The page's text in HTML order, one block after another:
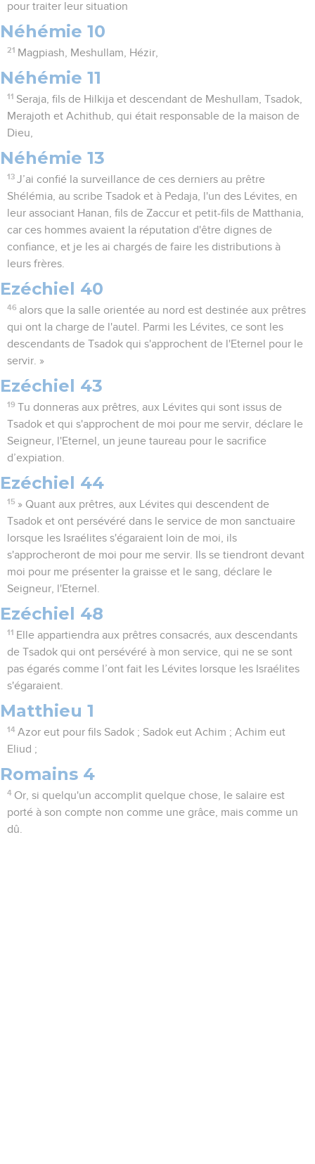
pour traiter leur situation
Néhémie 10
21 Magpiash, Meshullam, Hézir,
Néhémie 11
11 Seraja, fils de Hilkija et descendant de Meshullam, Tsadok,
Merajoth et Achithub, qui était responsable de la maison de
Dieu,
Néhémie 13
13 J’ai confié la surveillance de ces derniers au prêtre
Shélémia, au scribe Tsadok et à Pedaja, l'un des Lévites, en
leur associant Hanan, fils de Zaccur et petit-fils de Matthania,
car ces hommes avaient la réputation d'être dignes de
confiance, et je les ai chargés de faire les distributions à
leurs frères.
Ezéchiel 40
46 alors que la salle orientée au nord est destinée aux prêtres
qui ont la charge de l'autel. Parmi les Lévites, ce sont les
descendants de Tsadok qui s'approchent de l'Eternel pour le
servir. »
Ezéchiel 43
19 Tu donneras aux prêtres, aux Lévites qui sont issus de
Tsadok et qui s'approchent de moi pour me servir, déclare le
Seigneur, l'Eternel, un jeune taureau pour le sacrifice
d’expiation.
Ezéchiel 44
15 » Quant aux prêtres, aux Lévites qui descendent de
Tsadok et ont persévéré dans le service de mon sanctuaire
lorsque les Israélites s'égaraient loin de moi, ils
s'approcheront de moi pour me servir. Ils se tiendront devant
moi pour me présenter la graisse et le sang, déclare le
Seigneur, l'Eternel.
Ezéchiel 48
11 Elle appartiendra aux prêtres consacrés, aux descendants
de Tsadok qui ont persévéré à mon service, qui ne se sont
pas égarés comme l’ont fait les Lévites lorsque les Israélites
s'égaraient.
Matthieu 1
14 Azor eut pour fils Sadok ; Sadok eut Achim ; Achim eut
Eliud ;
Romains 4
4 Or, si quelqu'un accomplit quelque chose, le salaire est
porté à son compte non comme une grâce, mais comme un
dû.